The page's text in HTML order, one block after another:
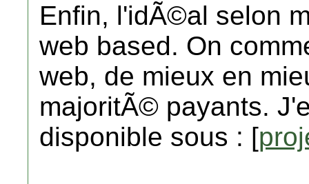
Enfin, l'idÃ©al selon
web based. On
web, de mieux en
majoritÃ© payants.
disponible sous : [